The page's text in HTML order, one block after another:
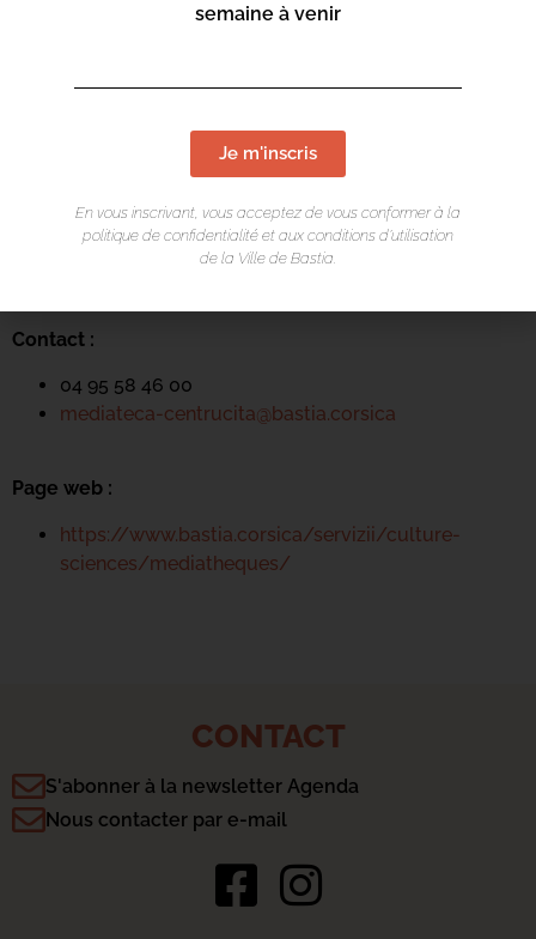
LIEU DE L'ÉVÉNEMENT
Place du Théatre
Contact :
04 95 58 46 00
mediateca-centrucita@bastia.corsica
Page web :
https://www.bastia.corsica/servizii/culture-
sciences/mediatheques/
CONTACT
S'abonner à la newsletter Agenda
Nous contacter par e-mail
semaine à venir
Je m'inscris
En vous inscrivant, vous acceptez de vous conformer à la
politique de confidentialité et aux conditions d’utilisation
de la Ville de Bastia.